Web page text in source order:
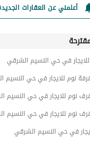
أعلمني عن العقارات
في حي النسيم الشرقي
في حي النسيم الشرقي